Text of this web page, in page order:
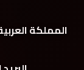
المملكة